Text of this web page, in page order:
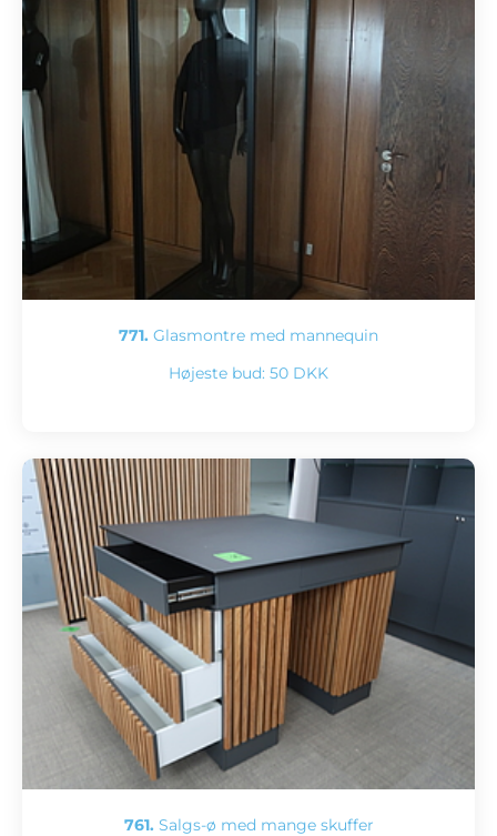
771. Glasmontre med mannequin
Højeste bud: 50 DKK
761. Salgs-ø med mange skuffer